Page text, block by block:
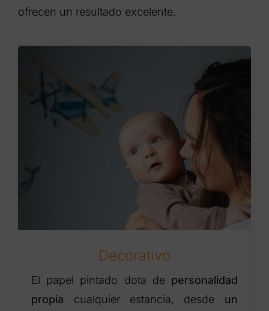
ofrecen un resultado excelente.
Decorativo
El papel pintado dota de personalidad
propia cualquier estancia, desde un